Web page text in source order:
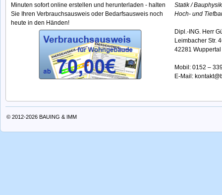
Minuten sofort online erstellen und herunterladen - halten
Sie Ihren Verbrauchsausweis oder Bedarfsausweis noch
heute in den Händen!
Statik /
Hoch- und
Dipl.-ING. Herr
Leimbacher Str.
42281 Wuppertal
Mobil: 0152 –
E-Mail:
© 2012-2026 BAUING & IMM